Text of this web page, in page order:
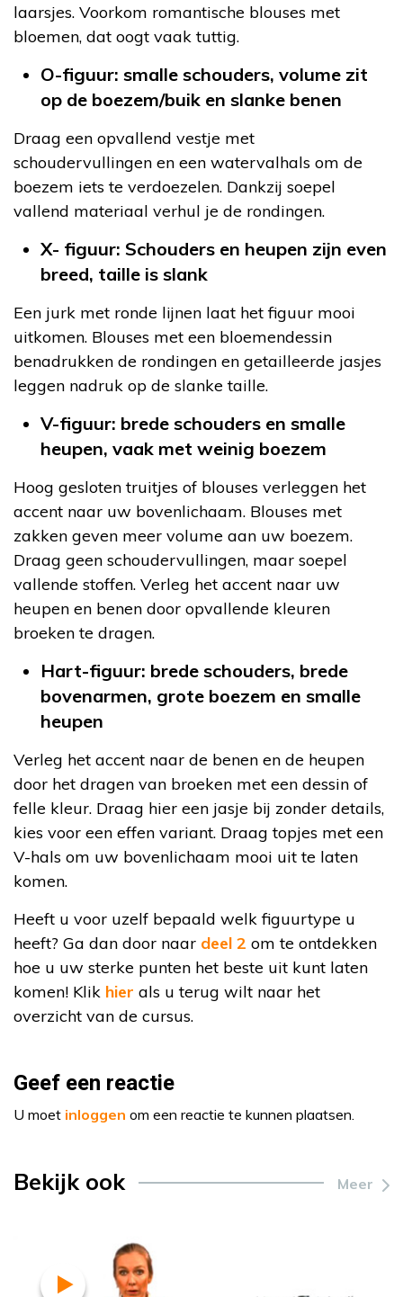
laarsjes. Voorkom romantische blouses met
bloemen, dat oogt vaak tuttig.
O-figuur: smalle schouders, volume zit
op de boezem/buik en slanke benen
Draag een opvallend vestje met
schoudervullingen en een watervalhals om de
boezem iets te verdoezelen. Dankzij soepel
vallend materiaal verhul je de rondingen.
X- figuur: Schouders en heupen zijn even
breed, taille is slank
Een jurk met ronde lijnen laat het figuur mooi
uitkomen. Blouses met een bloemendessin
benadrukken de rondingen en getailleerde jasjes
leggen nadruk op de slanke taille.
V-figuur: brede schouders en smalle
heupen, vaak met weinig boezem
Hoog gesloten truitjes of blouses verleggen het
accent naar uw bovenlichaam. Blouses met
zakken geven meer volume aan uw boezem.
Draag geen schoudervullingen, maar soepel
vallende stoffen. Verleg het accent naar uw
heupen en benen door opvallende kleuren
broeken te dragen.
Hart-figuur: brede schouders, brede
bovenarmen, grote boezem en smalle
heupen
Verleg het accent naar de benen en de heupen
door het dragen van broeken met een dessin of
felle kleur. Draag hier een jasje bij zonder details,
kies voor een effen variant. Draag topjes met een
V-hals om uw bovenlichaam mooi uit te laten
komen.
Heeft u voor uzelf bepaald welk figuurtype u
heeft? Ga dan door naar deel 2 om te ontdekken
hoe u uw sterke punten het beste uit kunt laten
komen! Klik hier als u terug wilt naar het
overzicht van de cursus.
Geef een reactie
U moet inloggen om een reactie te kunnen plaatsen.
Bekijk ook Meer